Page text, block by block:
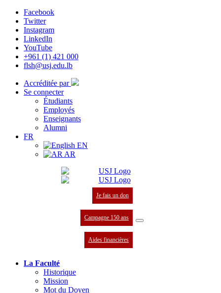
Facebook
Twitter
Instagram
LinkedIn
YouTube
+961 (1) 421 000
flsh@usj.edu.lb
Accréditée par
Se connecter
Étudiants
Employés
Enseignants
Alumni
FR
EN
AR
Je fais un don
Campagne 150 ans
Aides financières
La Faculté
Historique
Mission
Mot du Doyen